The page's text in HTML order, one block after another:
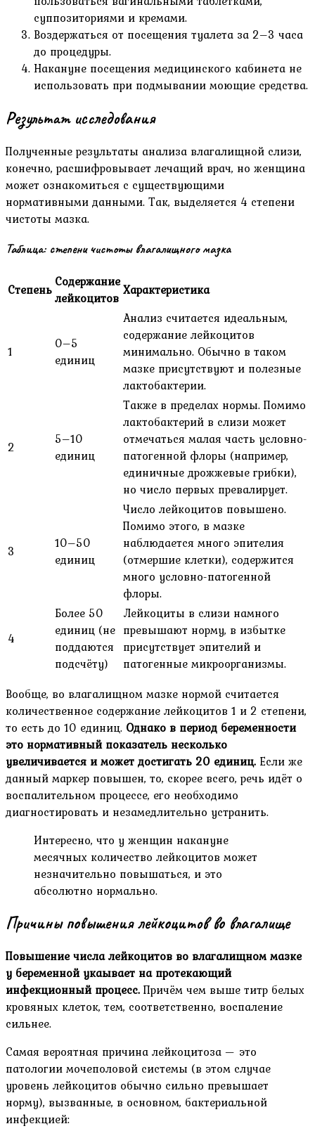
суппозиториями и кремами.
Воздержаться от посещения туалета за 2–3 часа
до процедуры.
Накануне посещения медицинского кабинета не
использовать при подмывании моющие средства.
Результат исследования
Полученные результаты анализа влагалищной слизи,
конечно, расшифровывает лечащий врач, но женщина
может ознакомиться с существующими
нормативными данными. Так, выделяется 4 степени
чистоты мазка.
Таблица: степени чистоты влагалищного мазка
Степень Содержание
лейкоцитов Характеристика
1
0–5
единиц
Анализ считается идеальным,
содержание лейкоцитов
минимально. Обычно в таком
мазке присутствуют и полезные
лактобактерии.
2
5–10
единиц
Также в пределах нормы. Помимо
лактобактерий в слизи может
отмечаться малая часть условно-
патогенной флоры (например,
единичные дрожжевые грибки),
но число первых превалирует.
3
10–50
единиц
Число лейкоцитов повышено.
Помимо этого, в мазке
наблюдается много эпителия
(отмершие клетки), содержится
много условно-патогенной
флоры.
4
Более 50
единиц (не
поддаются
подсчёту)
Лейкоциты в слизи намного
превышают норму, в избытке
присутствует эпителий и
патогенные микроорганизмы.
Вообще, во влагалищном мазке нормой считается
количественное содержание лейкоцитов 1 и 2 степени,
то есть до 10 единиц. Однако в период беременности
это нормативный показатель несколько
увеличивается и может достигать 20 единиц. Если же
данный маркер повышен, то, скорее всего, речь идёт о
воспалительном процессе, его необходимо
диагностировать и незамедлительно устранить.
Интересно, что у женщин накануне
месячных количество лейкоцитов может
незначительно повышаться, и это
абсолютно нормально.
Причины повышения лейкоцитов во влагалище
Повышение числа лейкоцитов во влагалищном мазке
у беременной укаывает на протекающий
инфекционный процесс. Причём чем выше титр белых
кровяных клеток, тем, соответственно, воспаление
сильнее.
Самая вероятная причина лейкоцитоза — это
патологии мочеполовой системы (в этом случае
уровень лейкоцитов обычно сильно превышает
норму), вызванные, в основном, бактериальной
инфекцией: